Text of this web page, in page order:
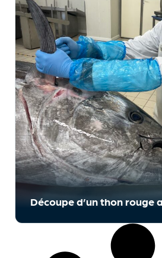
Découpe d’un thon rouge